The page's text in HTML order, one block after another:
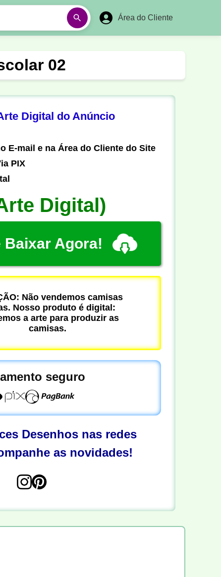
Área do Cliente
Futebol Amador Pesca
Matemática
02
Digital do Anúncio
E-mail e na Área do Cliente do Site
PIX
Digital)
Baixar Agora!
Não vendemos camisas
Nosso produto é digital:
a arte para produzir as
camisas.
seguro
Desenhos nas redes
as novidades!